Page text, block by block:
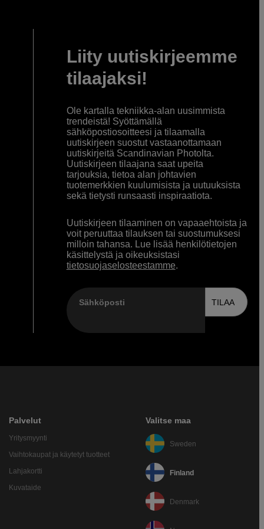
Liity uutiskirjeemme
tilaajaksi!
Ole kartalla tekniikka-alan uusimmista
trendeistä! Syöttämällä
sähköpostiosoitteesi ja tilaamalla
uutiskirjeen suostut vastaanottamaan
uutiskirjeitä Scandinavian Photolta.
Uutiskirjeen tilaajana saat upeita
tarjouksia, tietoa alan johtavien
tuotemerkkien kuulumisista ja uutuuksista
sekä tietysti runsaasti inspiraatiota.
Uutiskirjeen tilaaminen on vapaaehtoista ja
voit peruuttaa tilauksen tai suostumuksesi
milloin tahansa. Lue lisää henkilötietojen
käsittelystä ja oikeuksistasi
tietosuojaselosteestamme.
Sähköposti TILAA
Palvelut
Yritysmyynti
Vaihtokaupat ja käytetyt tuotteet
Lahjakortti
Kuvataide
Valitse maa
Sweden
Finland
Denmark